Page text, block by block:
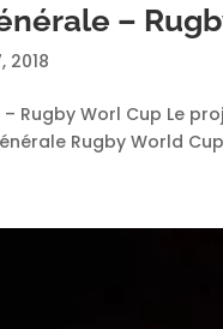
–
2018
Rugby Worl Cup Le
Rugby World